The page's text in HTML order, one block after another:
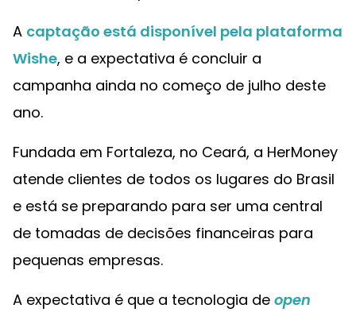
A captação está disponível pela plataforma
Wishe, e a expectativa é concluir a
campanha ainda no começo de julho deste
ano.
Fundada em Fortaleza, no Ceará, a HerMoney
atende clientes de todos os lugares do Brasil
e está se preparando para ser uma central
de tomadas de decisões financeiras para
pequenas empresas.
A expectativa é que a tecnologia de open